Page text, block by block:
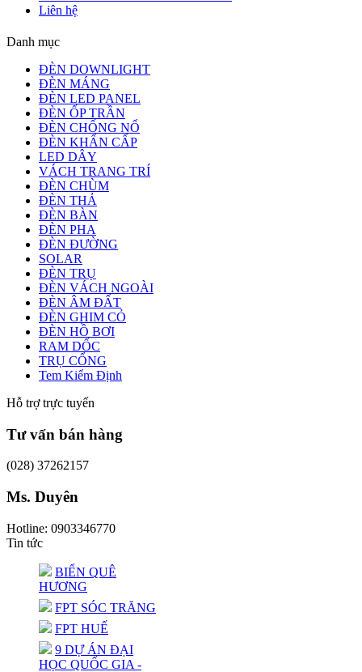
Liên hệ
Danh mục
ĐÈN DOWNLIGHT
ĐÈN MÁNG
ĐÈN LED PANEL
ĐÈN ỐP TRẦN
ĐÈN CHỐNG NỔ
ĐÈN KHẨN CẤP
LED DÂY
VÁCH TRANG TRÍ
ĐÈN CHÙM
ĐÈN THẢ
ĐÈN BÀN
ĐÈN PHA
ĐÈN ĐƯỜNG
SOLAR
ĐÈN TRỤ
ĐÈN VÁCH NGOÀI
ĐÈN ÂM ĐẤT
ĐÈN GHIM CỎ
ĐÈN HỒ BƠI
RAM DỐC
TRỤ CỔNG
Tem Kiểm Định
Hỗ trợ trực tuyến
Tư vấn bán hàng
(028) 37262157
Ms. Duyên
Hotline: 0903346770
Tin tức
BIỂN QUÊ
HƯƠNG
FPT SÓC TRĂNG
FPT HUẾ
9 DỰ ÁN ĐẠI
HỌC QUỐC GIA -